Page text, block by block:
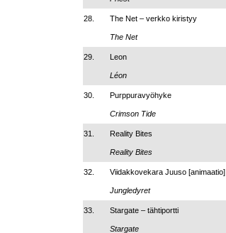
28. The Net – verkko kiristyy
The Net
29. Leon
Léon
30. Purppuravyöhyke
Crimson Tide
31. Reality Bites
Reality Bites
32. Viidakkovekara Juuso [animaatio]
Jungledyret
33. Stargate – tähtiportti
Stargate